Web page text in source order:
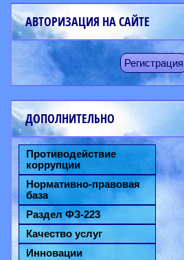
АВТОРИЗАЦИЯ НА САЙТЕ
Регистрация
ДОПОЛНИТЕЛЬНО
Противодействие
коррупции
Нормативно-правовая
база
Раздел ФЗ-223
Качество услуг
Инновации